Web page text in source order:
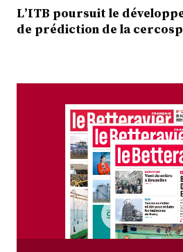
L’ITB poursuit le
de prédiction de la